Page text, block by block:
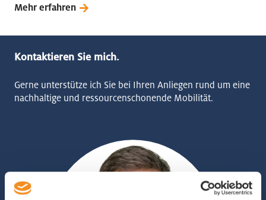
Mehr erfahren
Kontaktieren Sie mich.
Gerne unterstütze ich Sie bei Ihren Anliegen rund um eine
nachhaltige und ressourcenschonende Mobilität.